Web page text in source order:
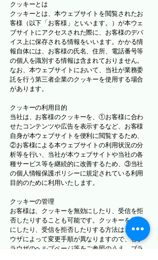
クッキーとは
クッキーとは、本ウェブサイトを閲覧されたお
客様（以下「お客様」といいます。）が本ウェ
ブサイトにアクセスされた際に、お客様のデバ
イス上に保存される情報をいいます。かかる情
報自体には、お客様の氏名、住所、電話番号等
の個人を識別する情報は含まれておりません。
なお、本ウェブサイトにおいて、当社が業務委
託を行う第三者企業のクッキーを使用する場合
があります。
クッキーの利用目的
当社は、お客様のクッキーを、①お客様に合わ
せたコンテンツや広告を表示するなど、お客様
自身が本ウェブサイトを便利に閲覧するため、
②お客様による本ウェブサイトの利用状況の分
析等を行い、当社が本ウェブサイトや当社の各
種サービス等を継続的に改善するため、③当社
の個人情報保護ポリシーに規定されている利用
目的のために利用いたします。
クッキーの管理
お客様は、クッキーを無効にしたり、受信を拒
否したりすることも可能です。クッキーを無効
にしたり、受信を拒否したりする方法は、ブラ
ウザによって変更手順が異なりますので、各ブ
ラウザのヘルプページ等をご参照のうえ、ブラ